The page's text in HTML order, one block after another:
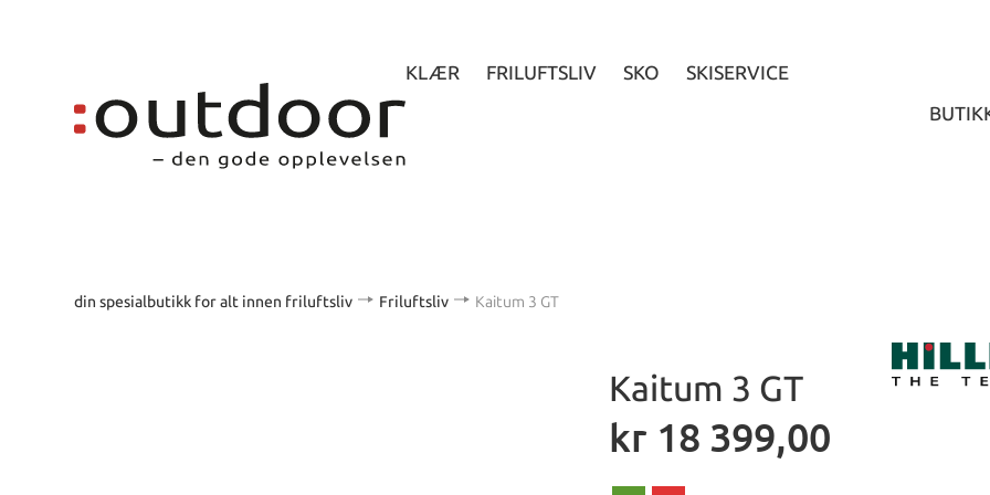
KLÆR FRILUFTSLIV SKO
SKISERVICE
din spesialbutikk for alt innen friluftsliv Friluftsliv Kaitum 3 GT
Kaitum 3 GT
kr 18 399,00